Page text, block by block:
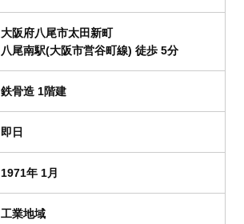
大阪府八尾市太田新町
八尾南駅(大阪市営谷町線) 徒歩 5分
鉄骨造 1階建
即日
1971年 1月
工業地域